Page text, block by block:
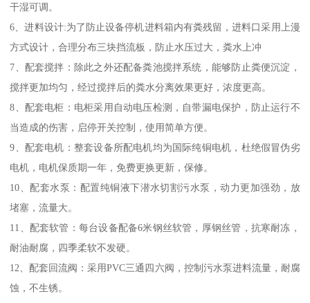
干湿可调。
6、进料设计:为了防止设备停机进料箱内有粪残留，进料口采用上漫
方式设计，合理分布三块挡流板，防止水压过大，粪水上冲
7、配套搅拌：除此之外还配备粪池搅拌系统，能够防止粪便沉淀，
搅拌更加均匀，经过搅拌后的粪水分离效果更好，浓度更高。
8、配套电柜：电柜采用自动电压检测，自带漏电保护，防止运行不
当造成的伤害，启停开关控制，使用简单方便。
9、配套电机：整套设备所配电机均为国际纯铜电机，杜绝假冒伪劣
电机，电机保质期一年，免费更换更新，保修。
10、配套水泵：配置纯铜液下潜水切割污水泵，动力更加强劲，放
堵塞，流量大。
11、配套软管：每台设备配备6米钢丝软管，厚钢丝管，抗寒耐冻，
耐油耐腐，四季柔软不发硬。
12、配套回流阀：采用PVC三通四六阀，控制污水泵进料流量，耐腐
蚀，不生锈。